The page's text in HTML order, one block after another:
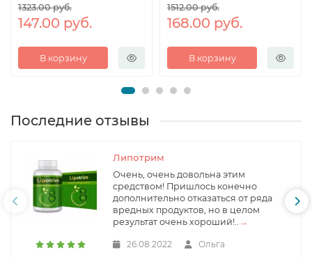
1323.00 руб.
147.00 руб.
В корзину
1512.00 руб.
168.00 руб.
В корзину
Последние отзывы
Липотрим
Очень, очень довольна этим
средством! Пришлось конечно
дополнительно отказаться от ряда
вредных продуктов, но в целом
результат очень хороший!.. →
26.08.2022 Ольга